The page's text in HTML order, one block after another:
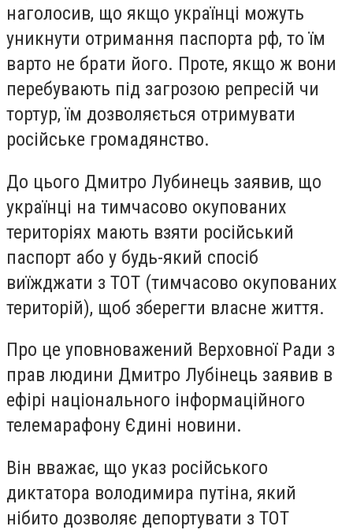
наголосив, що якщо українці можуть
уникнути отримання паспорта рф, то їм
варто не брати його. Проте, якщо ж вони
перебувають під загрозою репресій чи
тортур, їм дозволяється отримувати
російське громадянство.
До цього Дмитро Лубинець заявив, що
українці на тимчасово окупованих
територіях мають взяти російський
паспорт або у будь-який спосіб
виїжджати з ТОТ (тимчасово окупованих
територій), щоб зберегти власне життя.
Про це уповноважений Верховної Ради з
прав людини Дмитро Лубінець заявив в
ефірі національного інформаційного
телемарафону Єдині новини.
Він вважає, що указ російського
диктатора володимира путіна, який
нібито дозволяє депортувати з ТОТ